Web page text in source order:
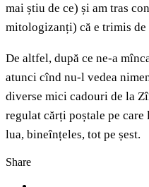
mai știu de ce) și am tras
mitologizanți) că e trimis
De altfel, după ce ne-a
atunci cînd nu-l vedea
diverse mici cadouri de la
regulat cărți poștale pe care
lua, bineînțeles, tot pe șest.
Share